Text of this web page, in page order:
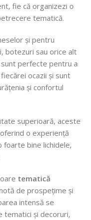
fie că organizezi o
tematică.
și pentru
botezuri sau orice alt
perfecte pentru a
ocazii și sunt
și confortul
superioară, aceste
o experiență
foarte bine lichidele,
tematică
de prospețime și
intensă se
și decoruri,